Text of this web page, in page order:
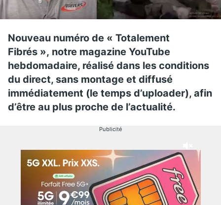
Nouveau numéro de « Totalement
Fibrés », notre magazine YouTube
hebdomadaire, réalisé dans les conditions
du direct, sans montage et diffusé
immédiatement (le temps d’uploader), afin
d’être au plus proche de l’actualité.
Publicité